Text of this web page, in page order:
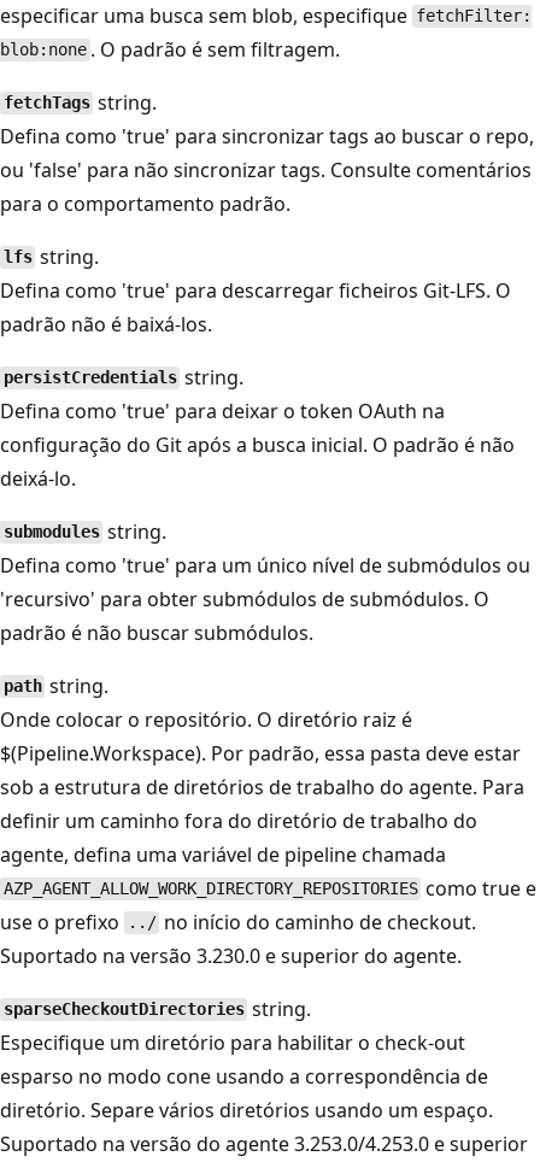
especificar uma busca sem blob, especifique fetchFilter:
blob:none . O padrão é sem filtragem.
fetchTags string.
Defina como 'true' para sincronizar tags ao buscar o repo,
ou 'false' para não sincronizar tags. Consulte comentários
para o comportamento padrão.
lfs string.
Defina como 'true' para descarregar ficheiros Git-LFS. O
padrão não é baixá-los.
persistCredentials string.
Defina como 'true' para deixar o token OAuth na
configuração do Git após a busca inicial. O padrão é não
deixá-lo.
submodules string.
Defina como 'true' para um único nível de submódulos ou
'recursivo' para obter submódulos de submódulos. O
padrão é não buscar submódulos.
path string.
Onde colocar o repositório. O diretório raiz é
$(Pipeline.Workspace). Por padrão, essa pasta deve estar
sob a estrutura de diretórios de trabalho do agente. Para
definir um caminho fora do diretório de trabalho do
agente, defina uma variável de pipeline chamada
AZP_AGENT_ALLOW_WORK_DIRECTORY_REPOSITORIES como true e
use o prefixo
../ no início do caminho de checkout.
Suportado na versão 3.230.0 e superior do agente.
sparseCheckoutDirectories string.
Especifique um diretório para habilitar o check-out
esparso no modo cone usando a correspondência de
diretório. Separe vários diretórios usando um espaço.
Suportado na versão do agente 3.253.0/4.253.0 e superior